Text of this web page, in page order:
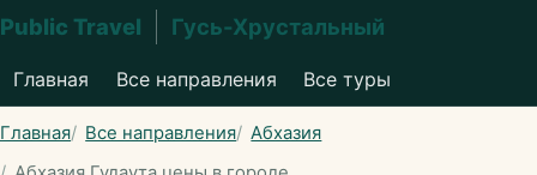
Public Travel Гусь-Хрустальный
Главная Все направления Все туры
Главная Все направления
Абхазия